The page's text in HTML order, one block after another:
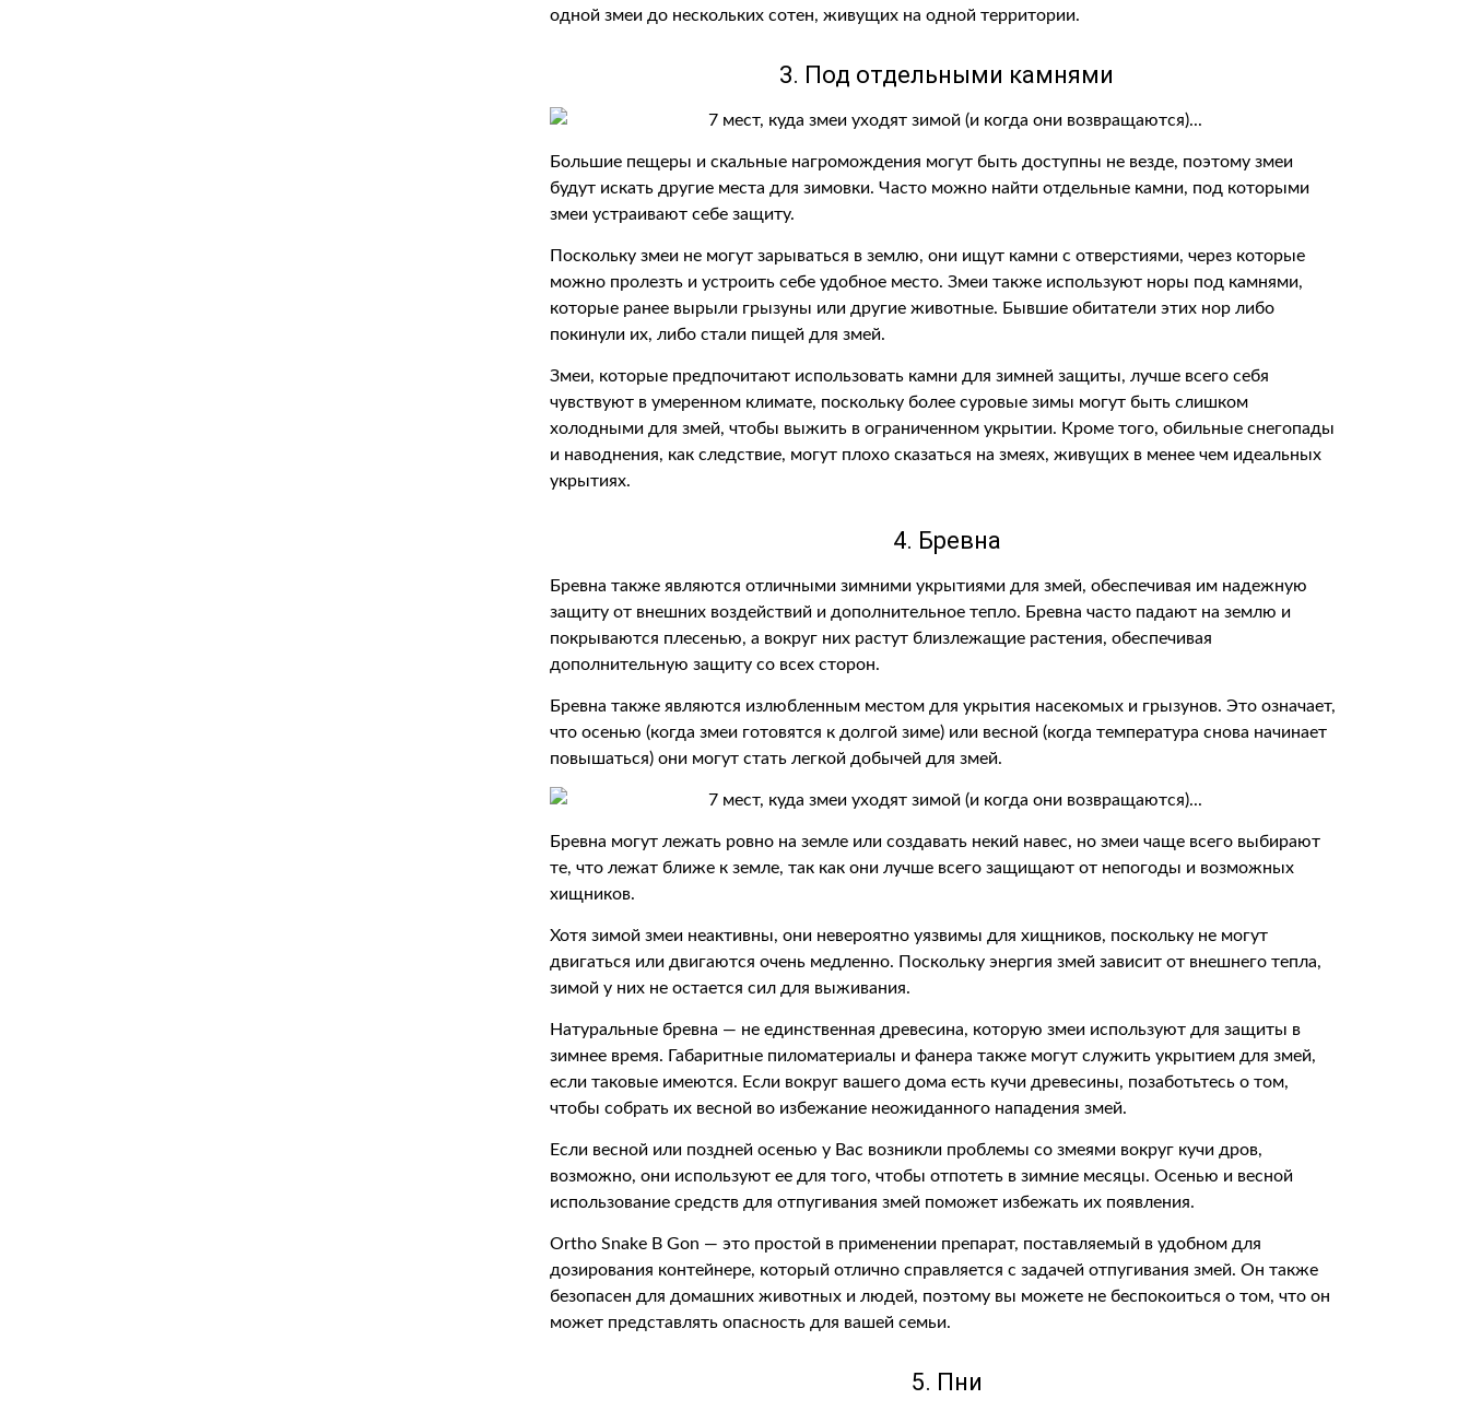
одной змеи до нескольких сотен, живущих на одной территории.
3. Под отдельными камнями
Большие пещеры и скальные нагромождения могут быть доступны не везде, поэтому змеи
будут искать другие места для зимовки. Часто можно найти отдельные камни, под которыми
змеи устраивают себе защиту.
Поскольку змеи не могут зарываться в землю, они ищут камни с отверстиями, через которые
можно пролезть и устроить себе удобное место. Змеи также используют норы под камнями,
которые ранее вырыли грызуны или другие животные. Бывшие обитатели этих нор либо
покинули их, либо стали пищей для змей.
Змеи, которые предпочитают использовать камни для зимней защиты, лучше всего себя
чувствуют в умеренном климате, поскольку более суровые зимы могут быть слишком
холодными для змей, чтобы выжить в ограниченном укрытии. Кроме того, обильные снегопады
и наводнения, как следствие, могут плохо сказаться на змеях, живущих в менее чем идеальных
укрытиях.
4. Бревна
Бревна также являются отличными зимними укрытиями для змей, обеспечивая им надежную
защиту от внешних воздействий и дополнительное тепло. Бревна часто падают на землю и
покрываются плесенью, а вокруг них растут близлежащие растения, обеспечивая
дополнительную защиту со всех сторон.
Бревна также являются излюбленным местом для укрытия насекомых и грызунов. Это означает,
что осенью (когда змеи готовятся к долгой зиме) или весной (когда температура снова начинает
повышаться) они могут стать легкой добычей для змей.
Бревна могут лежать ровно на земле или создавать некий навес, но змеи чаще всего выбирают
те, что лежат ближе к земле, так как они лучше всего защищают от непогоды и возможных
хищников.
Хотя зимой змеи неактивны, они невероятно уязвимы для хищников, поскольку не могут
двигаться или двигаются очень медленно. Поскольку энергия змей зависит от внешнего тепла,
зимой у них не остается сил для выживания.
Натуральные бревна — не единственная древесина, которую змеи используют для защиты в
зимнее время. Габаритные пиломатериалы и фанера также могут служить укрытием для змей,
если таковые имеются. Если вокруг вашего дома есть кучи древесины, позаботьтесь о том,
чтобы собрать их весной во избежание неожиданного нападения змей.
Если весной или поздней осенью у Вас возникли проблемы со змеями вокруг кучи дров,
возможно, они используют ее для того, чтобы отпотеть в зимние месяцы. Осенью и весной
использование средств для отпугивания змей поможет избежать их появления.
Ortho Snake B Gon — это простой в применении препарат, поставляемый в удобном для
дозирования контейнере, который отлично справляется с задачей отпугивания змей. Он также
безопасен для домашних животных и людей, поэтому вы можете не беспокоиться о том, что он
может представлять опасность для вашей семьи.
5. Пни